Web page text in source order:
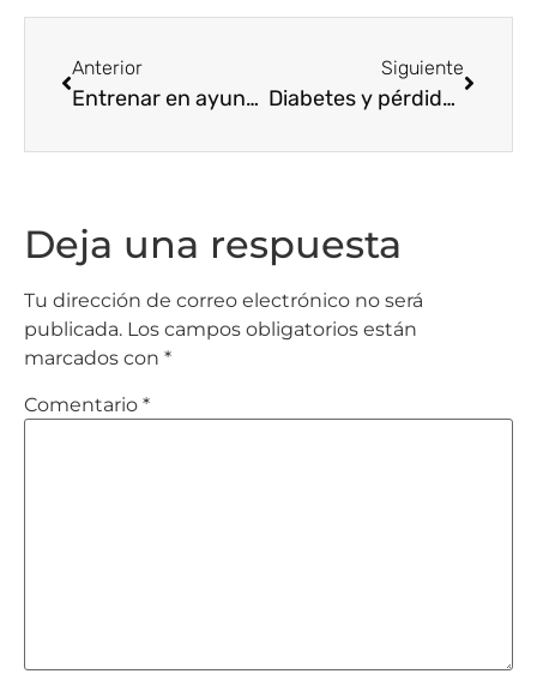
Anterior
Entrenar en ayunas ¿Si o no?
Siguiente
Diabetes y pérdida de peso | Concepto, tipos, dietas y ejercicios
Deja una respuesta
Tu dirección de correo electrónico no será
publicada. Los campos obligatorios están
marcados con *
Comentario *